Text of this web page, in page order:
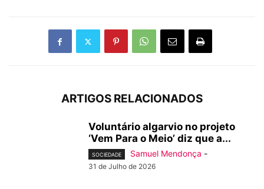
ARTIGOS RELACIONADOS
Voluntário algarvio no projeto
‘Vem Para o Meio’ diz que a...
SOCIEDADE Samuel Mendonça -
31 de Julho de 2026